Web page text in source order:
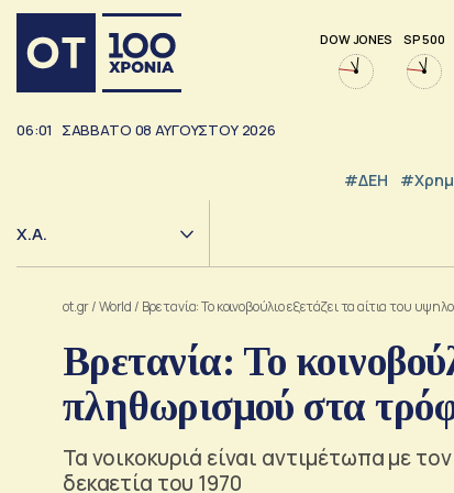
DOW JONES SP 500
06:01 ΣΑΒΒΑΤΟ 08 ΑΥΓΟΥΣΤΟΥ 2026
#ΔΕΗ
Χ.Α.
ot.gr/World / Βρετανία: Το κοινοβούλιο εξετάζει τα αίτια του
Βρετανία: Το
πληθωρισμού στα
Τα νοικοκυριά είναι αντιμέτωπα με
δεκαετία του 1970